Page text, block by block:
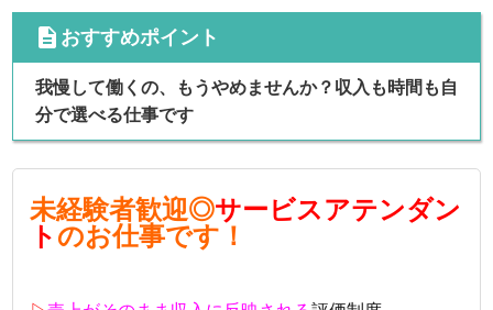
cdescription おすすめポイント
我慢して働くの、もうやめませんか？収入も時間も自
分で選べる仕事です
未経験者歓迎◎サービスアテンダン
ト のお仕事です！